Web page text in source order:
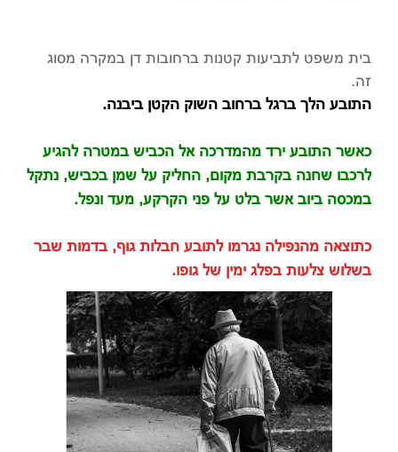
בית משפט לתביעות קטנות ברחובות דן במקרה מסוג
זה.
התובע הלך ברגל ברחוב השוק הקטן ביבנה.
כאשר התובע ירד מהמדרכה אל הכביש במטרה להגיע
לרכבו שחנה בקרבת מקום, החליק על שמן בכביש, נתקל
במכסה ביוב אשר בלט על פני הקרקע, מעד ונפל.
כתוצאה מהנפילה נגרמו לתובע חבלות גוף, בדמות שבר
בשלוש צלעות בפלג ימין של גופו.